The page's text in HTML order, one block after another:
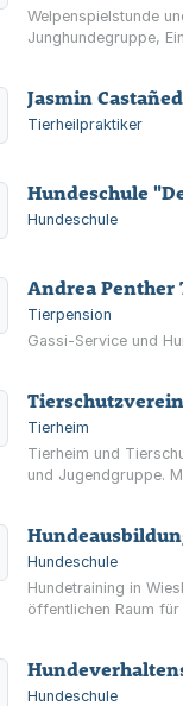
Welpenspielstunde
Junghundegruppe,
Jasmin
Tierheilpraktiker
Hundeschule
Hundeschule
Andrea Penther
Tierpension
Gassi-Service und
Tierheim
Tierheim und
und Jugendgruppe.
Hundeschule
Hundetraining in
öffentlichen Raum
Hundeschule